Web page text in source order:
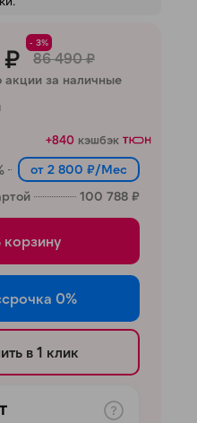
- 3%
86 490 ₽
акции за наличные
+840 кэшбэк
от 2 800 ₽/Мес
100 788 ₽
корзину
0%
в 1 клик